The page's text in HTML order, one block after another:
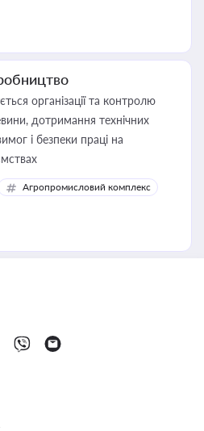
організації та контролю
дотримання технічних
і безпеки праці на
Агропромисловий комплекс